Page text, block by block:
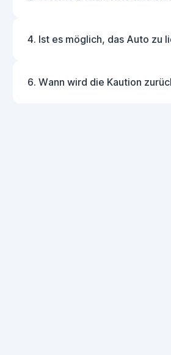
4. Ist es möglich, das Auto zu
6. Wann wird die Kaution